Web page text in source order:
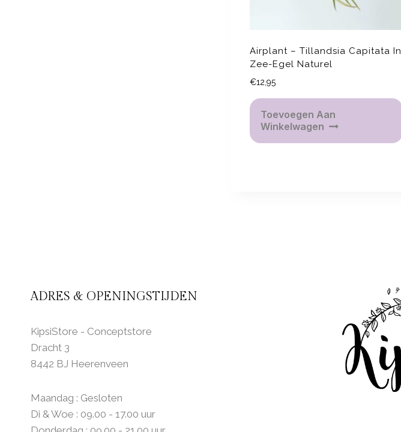
Airplant – Tillandsia Capitata In
Zee-Egel Naturel
€12,95
Toevoegen Aan
Winkelwagen
ADRES & OPENINGSTIJDEN
KipsiStore - Conceptstore
Dracht 3
8442 BJ Heerenveen
Maandag : Gesloten
Di & Woe : 09.00 - 17.00 uur